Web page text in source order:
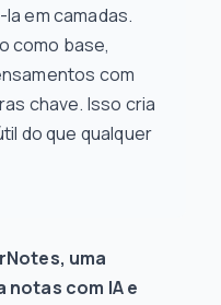
em camadas.
como base,
com
chave. Isso cria
do que qualquer
uma
notas com IA e